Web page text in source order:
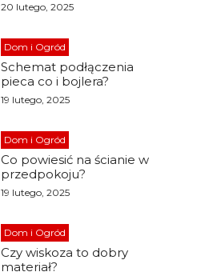
20 lutego, 2025
Dom i Ogród
Schemat podłączenia
pieca co i bojlera?
19 lutego, 2025
Dom i Ogród
Co powiesić na ścianie w
przedpokoju?
19 lutego, 2025
Dom i Ogród
Czy wiskoza to dobry
materiał?